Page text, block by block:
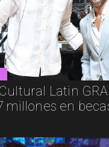
Latin
millones en